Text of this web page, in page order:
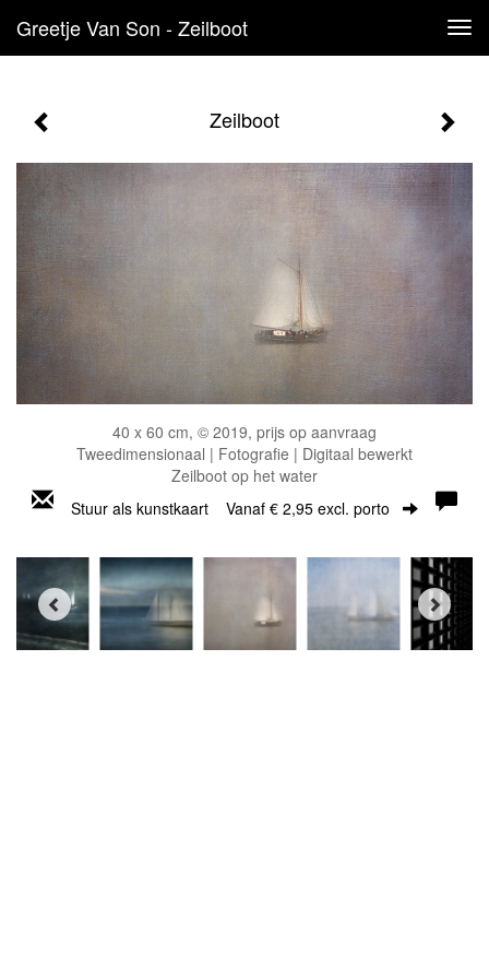
Greetje Van Son - Zeilboot
Zeilboot
40 x 60 cm, © 2019, prijs op aanvraag
Tweedimensionaal | Fotografie | Digitaal bewerkt
Zeilboot op het water
Stuur als kunstkaart Vanaf € 2,95 excl. porto